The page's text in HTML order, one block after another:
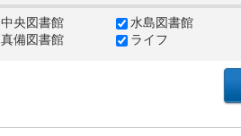
中央図書館
水島図書館
真備図書館
ライフ